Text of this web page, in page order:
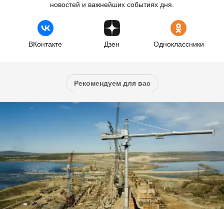
новостей и важнейших событиях дня.
ВКонтакте Дзен Одноклассники
Рекомендуем для вас